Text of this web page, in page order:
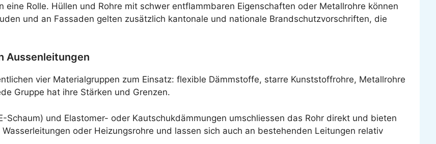
Rolle. Hüllen und Rohre mit schwer entflammbaren Eigenschaften oder Metallrohre können
und an Fassaden gelten zusätzlich kantonale und nationale Brandschutzvorschriften, die
Aussenleitungen
vier Materialgruppen zum Einsatz: flexible Dämmstoffe, starre Kunststoffrohre, Metallrohre
Gruppe hat ihre Stärken und Grenzen.
Schaum) und Elastomer- oder Kautschukdämmungen umschliessen das Rohr direkt und bieten
oder Heizungsrohre und lassen sich auch an bestehenden Leitungen relativ